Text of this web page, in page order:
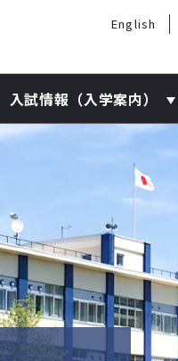
English
入試情報（入学案内）